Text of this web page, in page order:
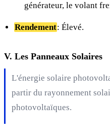
générateur, le volant
Rendement: Élevé.
V. Les Panneaux Solaires
L'énergie solaire
partir du rayonnement
photovoltaïques.